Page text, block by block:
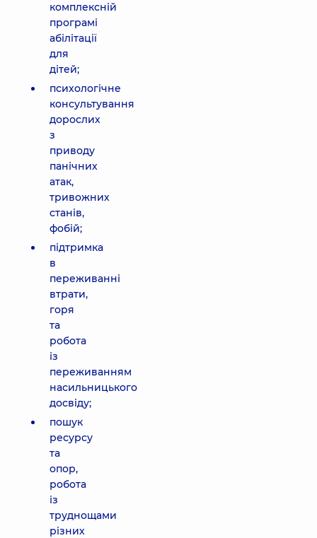
комплексній
програмі
абілітації
для
дітей;
психологічне
консультування
дорослих
з
приводу
панічних
атак,
тривожних
станів,
фобій;
підтримка
в
переживанні
втрати,
горя
та
робота
із
переживанням
насильницького
досвіду;
пошук
ресурсу
та
опор,
робота
із
труднощами
різних